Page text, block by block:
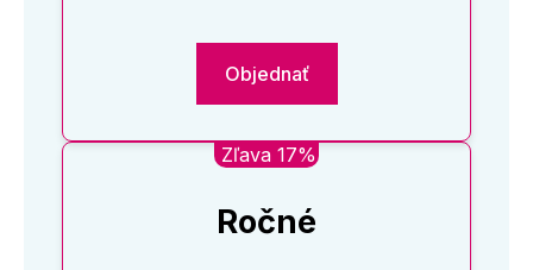
Objednať
Zľava 17%
Ročné